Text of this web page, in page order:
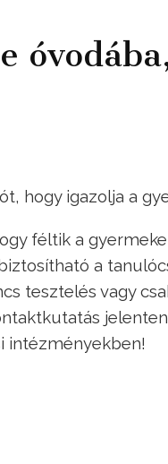
hogy igazolja a
féltik a
a
tesztelés vagy
intézményekben!